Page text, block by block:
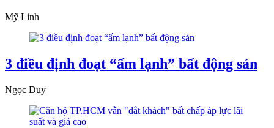
Mỹ Linh
3 điều định đoạt “ấm lạnh” bất động sản
Ngọc Duy